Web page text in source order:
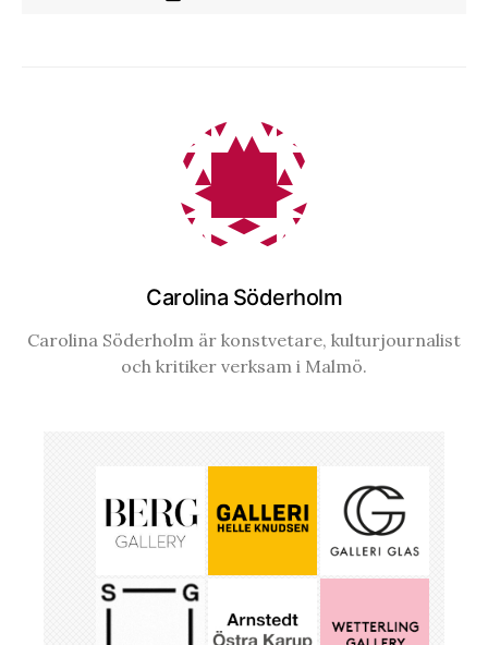
Carolina Söderholm
Carolina Söderholm är konstvetare, kulturjournalist
och kritiker verksam i Malmö.